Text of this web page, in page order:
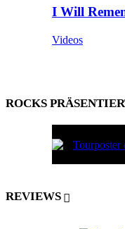
I Will
Videos
ROCKS
REVIEWS